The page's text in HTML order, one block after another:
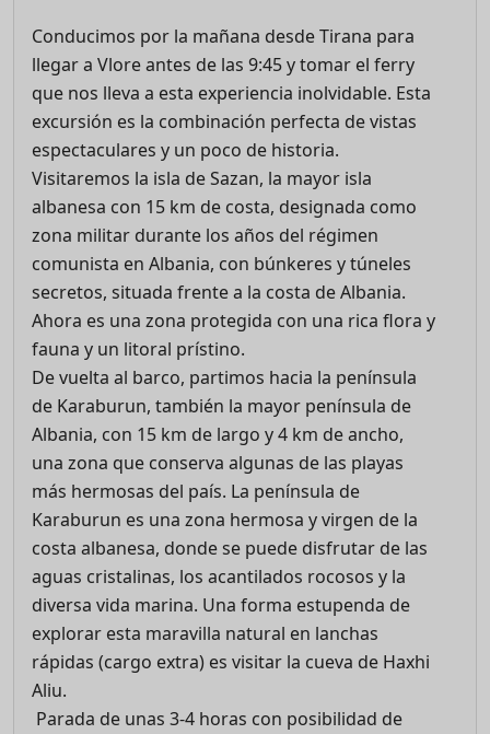
Conducimos por la mañana desde Tirana para
llegar a Vlore antes de las 9:45 y tomar el ferry
que nos lleva a esta experiencia inolvidable. Esta
excursión es la combinación perfecta de vistas
espectaculares y un poco de historia.
Visitaremos la isla de Sazan, la mayor isla
albanesa con 15 km de costa, designada como
zona militar durante los años del régimen
comunista en Albania, con búnkeres y túneles
secretos, situada frente a la costa de Albania.
Ahora es una zona protegida con una rica flora y
fauna y un litoral prístino.
De vuelta al barco, partimos hacia la península
de Karaburun, también la mayor península de
Albania, con 15 km de largo y 4 km de ancho,
una zona que conserva algunas de las playas
más hermosas del país. La península de
Karaburun es una zona hermosa y virgen de la
costa albanesa, donde se puede disfrutar de las
aguas cristalinas, los acantilados rocosos y la
diversa vida marina. Una forma estupenda de
explorar esta maravilla natural en lanchas
rápidas (cargo extra) es visitar la cueva de Haxhi
Aliu.
Parada de unas 3-4 horas con posibilidad de